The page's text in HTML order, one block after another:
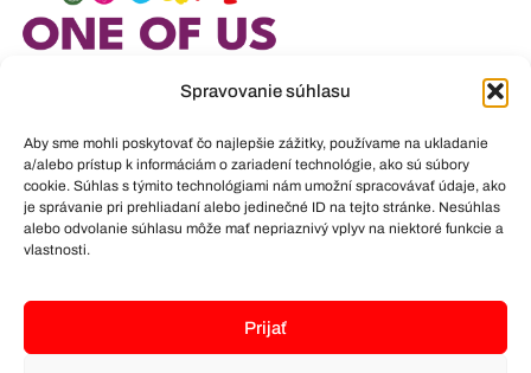
Spravovanie súhlasu
Aby sme mohli poskytovať čo najlepšie zážitky, používame na ukladanie
a/alebo prístup k informáciám o zariadení technológie, ako sú súbory
cookie. Súhlas s týmito technológiami nám umožní spracovávať údaje, ako
je správanie pri prehliadaní alebo jedinečné ID na tejto stránke. Nesúhlas
alebo odvolanie súhlasu môže mať nepriaznivý vplyv na niektoré funkcie a
vlastnosti.
Prijať
7330 Saint-Ghislain
Belgicko
Právne upozornenie
GET INFORMED
GET INVOLVED